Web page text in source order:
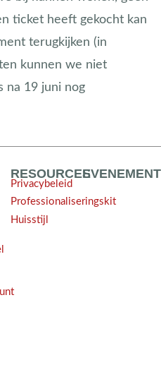
ticket heeft gekocht kan
terugkijken (in
kunnen we niet
na 19 juni nog
RESOURCES
Privacybeleid
Professionaliseringskit
Huisstijl